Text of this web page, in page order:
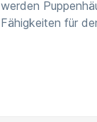
werden
Fähigkeiten für